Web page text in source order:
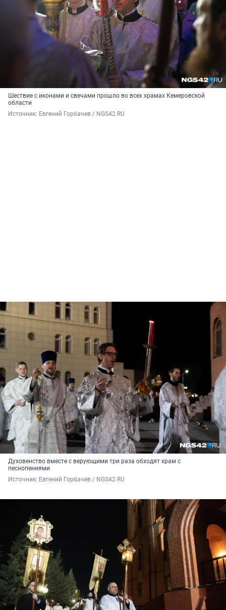
Шествие с иконами и свечами прошло во всех храмах Кемеровской
области
Источник: Евгений Горбачев / NGS42.RU
Духовенство вместе с верующими три раза обходят храм с
песнопениями
Источник: Евгений Горбачев / NGS42.RU